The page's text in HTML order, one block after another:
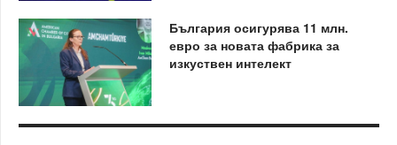
България осигурява 11 млн.
евро за новата фабрика за
изкуствен интелект